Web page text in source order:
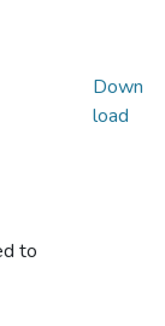
to
Down
load